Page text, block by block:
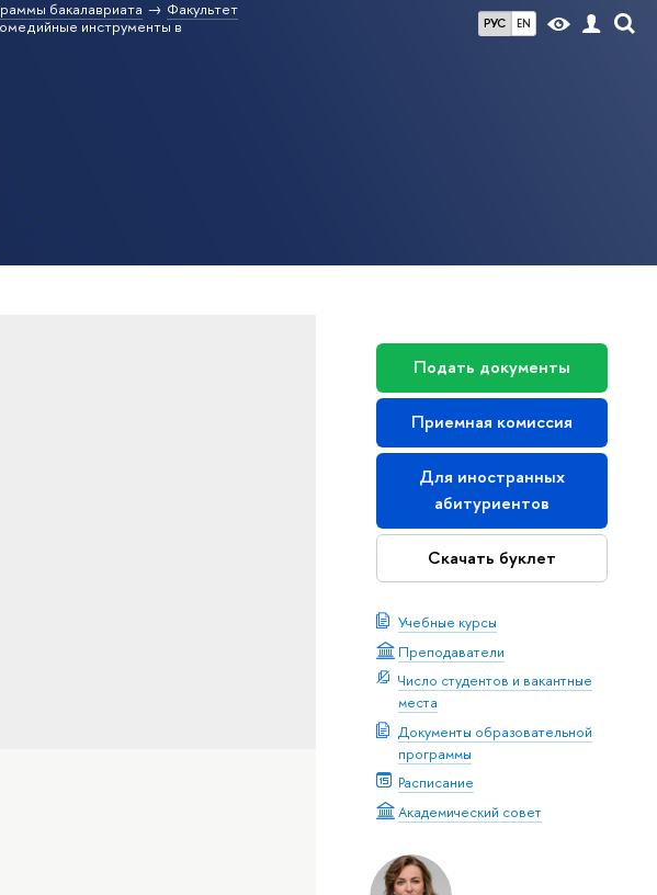
РУС EN
бакалавриата
Факультет
инструменты в
Подать документы
Приемная комиссия
Для иностранных
абитуриентов
Скачать буклет
Учебные курсы
Преподаватели
Число студентов и вакантные
места
Документы образовательной
программы
Расписание
Академический совет